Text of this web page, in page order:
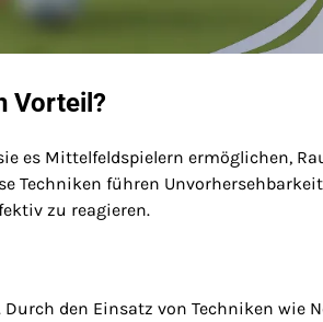
Vorteil?
es Mittelfeldspielern ermöglichen,
Techniken führen
zu reagieren.
den Einsatz von Techniken wie